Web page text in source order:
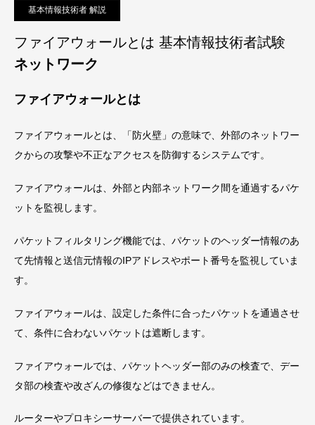
基本情報技術者 解説
ファイアウォールとは 基本情報技術者試験
ネットワーク
ファイアウォールとは
ファイアウォールとは、「防火壁」の意味で、外部のネットワー
クからの攻撃や不正なアクセスを防御するシステムです。
ファイアウォールは、外部と内部ネットワーク間を通過するパケ
ットを監視します。
パケットフィルタリング機能では、パケットのヘッダー情報のあ
て先情報と送信元情報のIPアドレスやポート番号を監視していま
す。
ファイアウォールは、設定した条件に合ったパケットを通過させ
て、条件に合わないパケットは遮断します。
ファイアウォールでは、パケットヘッダー部のみの検査で、デー
タ部の検査や改ざんの修復などはできません。
ルーターやプロキシーサーバーで提供されています。